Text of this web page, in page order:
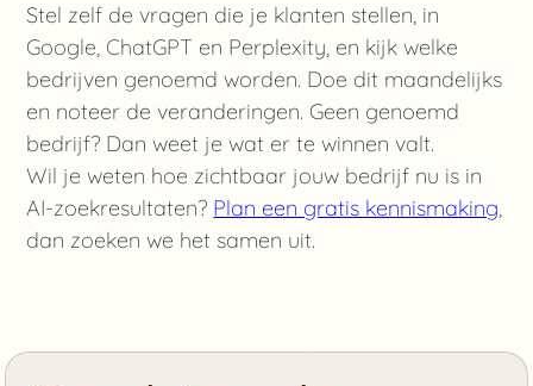
Stel zelf de vragen die je klanten stellen, in
Google, ChatGPT en Perplexity, en kijk welke
bedrijven genoemd worden. Doe dit maandelijks
en noteer de veranderingen. Geen genoemd
bedrijf? Dan weet je wat er te winnen valt.
Wil je weten hoe zichtbaar jouw bedrijf nu is in
AI-zoekresultaten? Plan een gratis kennismaking,
dan zoeken we het samen uit.